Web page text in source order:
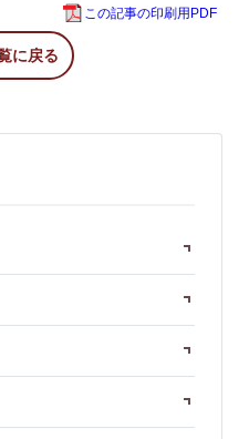
この記事の印刷用PDF
に戻る